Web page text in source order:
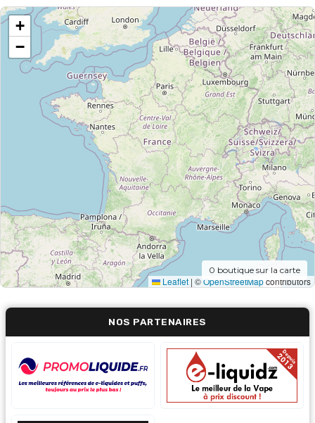
+
−
Leaflet | ©OpenStreetMapcontributors
0 boutique sur la carte
NOS PARTENAIRES